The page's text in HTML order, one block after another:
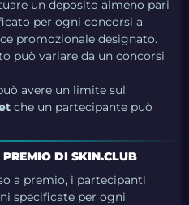
un deposito almeno pari
per ogni concorsi a
promozionale designato.
può variare da un concorsi
avere un limite sul
che un partecipante può
PREMIO DI SKIN.CLUB
a premio, i partecipanti
specificate per ogni